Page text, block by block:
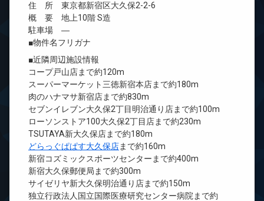
住 所 東京都新宿区大久保2-2-6
概 要 地上10階 S造
駐車場 ―
■物件名フリガナ
■近隣周辺施設情報
コープ戸山店まで約120m
スーパーマーケット三徳新宿本店まで約180m
肉のハナマサ新宿店まで約830m
セブンイレブン大久保2丁目明治通り店まで約100m
ローソンストア100大久保2丁目店まで約230m
TSUTAYA新大久保店まで約180m
どらっぐぱぱす大久保店まで約160m
新宿コズミックスポーツセンターまで約400m
新宿大久保郵便局まで約300m
サイゼリヤ新大久保明治通り店まで約150m
独立行政法人国立国際医療研究センター病院まで約